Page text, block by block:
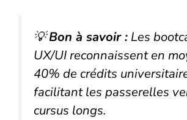
💡Bon à savoir : Les
UX/UI reconnaissent en
40% de crédits
facilitant les passerelles
cursus longs.